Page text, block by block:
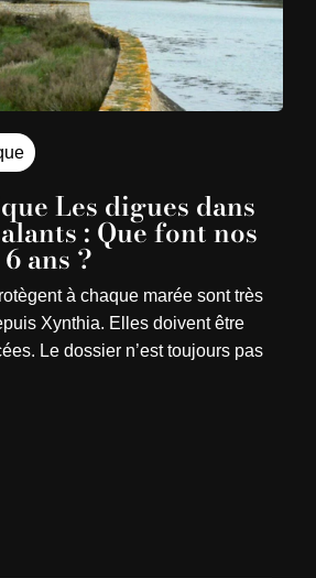
Les digues dans
: Que font nos
ans ?
à chaque marée sont très
Xynthia. Elles doivent être
Le dossier n’est toujours pas